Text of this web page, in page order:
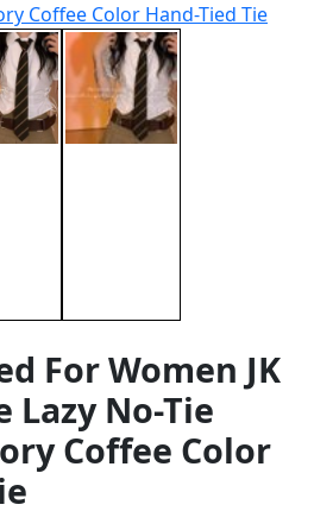
For Women JK
Lazy No-Tie
Coffee Color